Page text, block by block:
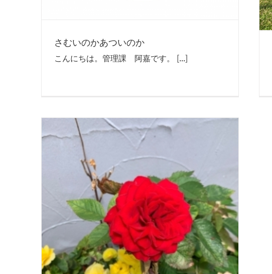
さむいのかあついのか
こんにちは。管理課 阿嘉です。 [...]